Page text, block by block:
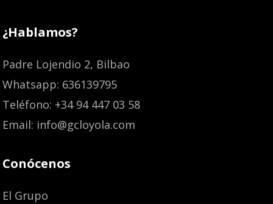
¿Hablamos?
Padre Lojendio 2, Bilbao
Whatsapp: 636139795
Teléfono: +34 94 447 03 58
Email: info@gcloyola.com
Conócenos
El Grupo